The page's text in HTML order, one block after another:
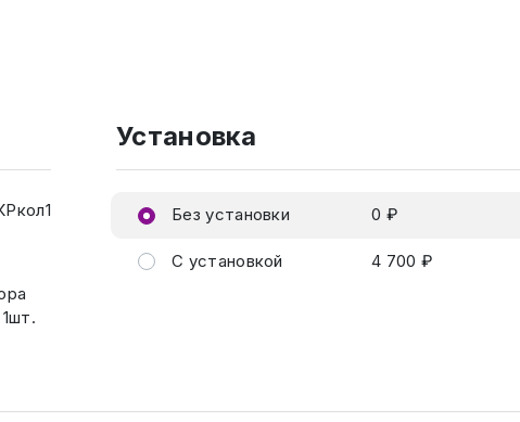
Установка
Без установки 0 ₽
С установкой 4 700 ₽